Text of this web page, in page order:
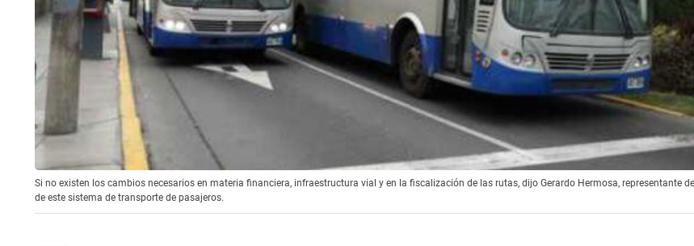
Si no existen los cambios necesarios en materia financiera, infraestructura vial y en la fiscalización de las rutas, dijo Gerardo Hermosa, representante
de este sistema de transporte de pasajeros.